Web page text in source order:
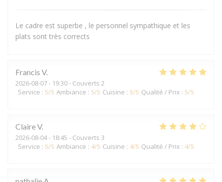
Le cadre est superbe , le personnel sympathique et les
plats sont très corrects
Francis V
2026-08-07- 19:30 - Couverts 2
Service : 5/5 Ambiance : 5/5 Cuisine : 5/5 Qualité / Prix : 5/5
ClaireV
2026-08-04- 18:45 - Couverts 3
Service : 5/5 Ambiance : 4/5 Cuisine : 4/5 Qualité / Prix : 4/5